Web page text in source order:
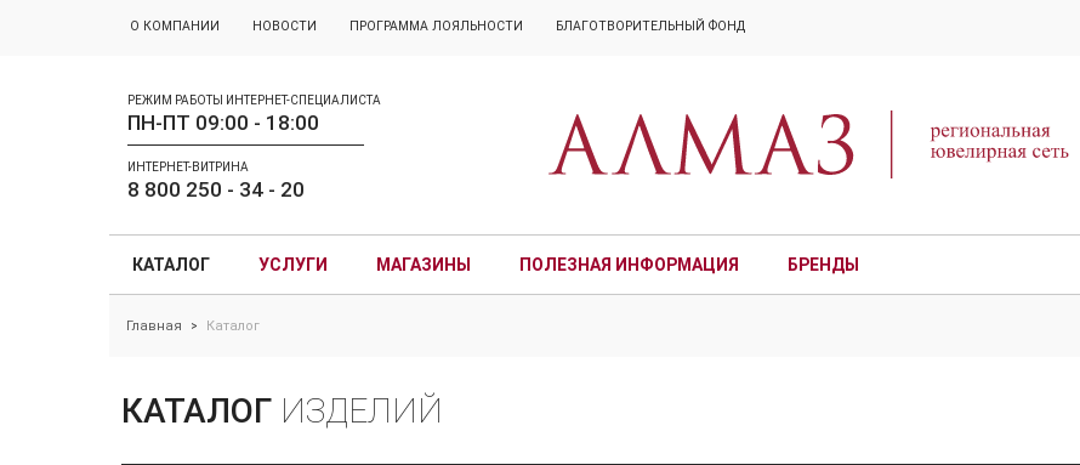
О КОМПАНИИ НОВОСТИ ПРОГРАММА ЛОЯЛЬНОСТИ БЛАГОТВОРИТЕЛЬНЫЙ ФОНД
РЕЖИМ РАБОТЫ ИНТЕРНЕТ-СПЕЦИАЛИСТА
ПН-ПТ 09:00 - 18:00
ИНТЕРНЕТ-ВИТРИНА
8 800 250 - 34 - 20
КАТАЛОГ УСЛУГИ МАГАЗИНЫ ПОЛЕЗНАЯ ИНФОРМАЦИЯ БРЕНДЫ
Главная > Каталог
КАТАЛОГ ИЗДЕЛИЙ